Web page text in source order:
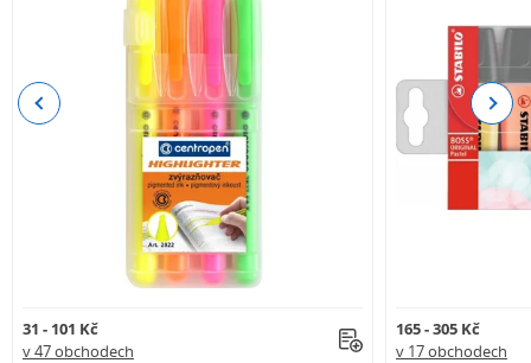
31 - 101 Kč
v 47 obchodech
165 - 305 Kč
v 17 obchodech
Previous Next